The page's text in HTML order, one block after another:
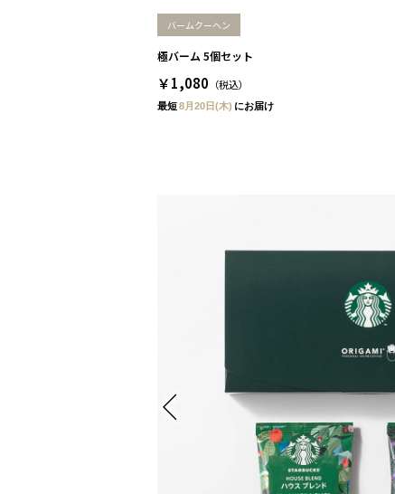
バームクーヘン
極バーム 5個セット
￥1,080 （税込）
最短8月20日(木) にお届け